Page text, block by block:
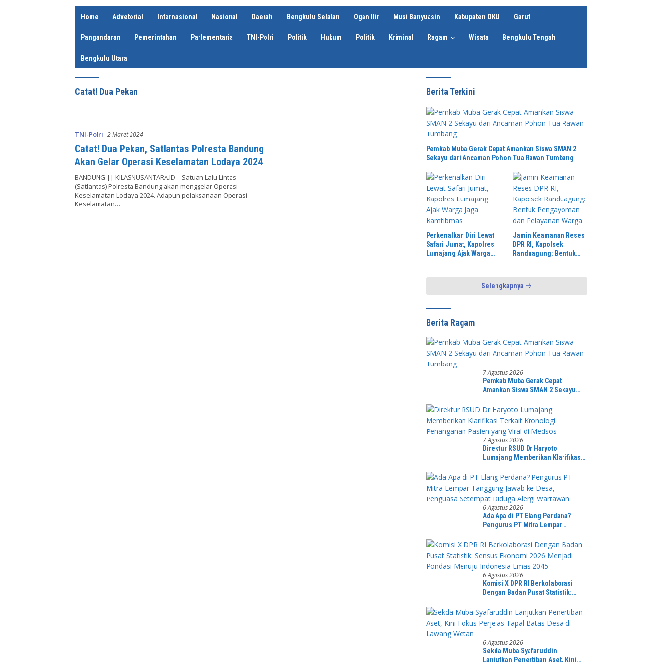
Home Advetorial Internasional Nasional Daerah Bengkulu Selatan Ogan Ilir Musi Banyuasin Kabupaten OKU Garut
Pangandaran Pemerintahan Parlementaria TNI-Polri Politik Hukum Politik Kriminal Ragam Wisata Bengkulu Tengah
Bengkulu Utara
Catat! Dua Pekan
TNI-Polri 2 Maret 2024
Catat! Dua Pekan, Satlantas Polresta Bandung
Akan Gelar Operasi Keselamatan Lodaya 2024
BANDUNG || KILASNUSANTARA.ID – Satuan Lalu Lintas
(Satlantas) Polresta Bandung akan menggelar Operasi
Keselamatan Lodaya 2024. Adapun pelaksanaan Operasi
Keselamatan…
Berita Terkini
Pemkab Muba Gerak Cepat Amankan Siswa SMAN 2
Sekayu dari Ancaman Pohon Tua Rawan Tumbang
Perkenalkan Diri Lewat
Safari Jumat, Kapolres
Lumajang Ajak Warga
Jamin Keamanan Reses
DPR RI, Kapolsek
Randuagung: Bentuk
Selengkapnya
Berita Ragam
7 Agustus 2026
Pemkab Muba Gerak Cepat
Amankan Siswa SMAN 2 Sekayu
Tumbang
7 Agustus 2026
Direktur RSUD Dr Haryoto
Lumajang Memberikan Klarifikasi
Pasien yang Viral di Medsos
6 Agustus 2026
Ada Apa di PT Elang Perdana?
Pengurus PT Mitra Lempar
Penguasa Setempat Diduga Alergi
Wartawan
6 Agustus 2026
Komisi X DPR RI Berkolaborasi
Dengan Badan Pusat Statistik:
Pondasi Menuju Indonesia Emas
2045
6 Agustus 2026
Sekda Muba Syafaruddin
Lanjutkan Penertiban Aset, Kini